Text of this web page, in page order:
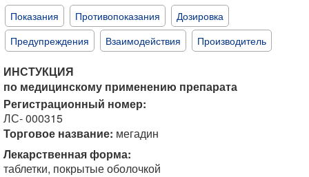
Показания Противопоказания
Дозировка
Предупреждения
Взаимодействия Производитель
ИНСТУКЦИЯ
по медицинскому применению препарата
Регистрационный номер:
ЛС- 000315
Торговое название: мегадин
Лекарственная форма:
таблетки, покрытые оболочкой